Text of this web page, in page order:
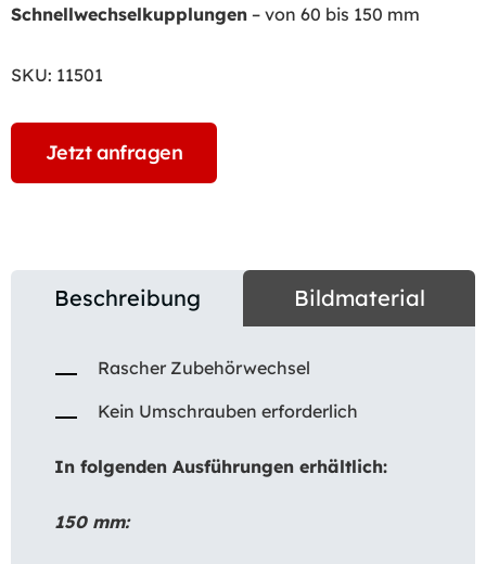
Schnellwechselkupplungen – von 60 bis 150 mm
SKU: 11501
Jetzt anfragen
Beschreibung Bildmaterial
Rascher Zubehörwechsel
Kein Umschrauben erforderlich
In folgenden Ausführungen erhältlich:
150 mm: